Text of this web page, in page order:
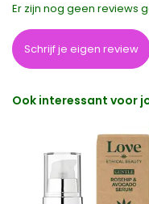
Er zijn nog geen reviews
Schrijf je eigen review
Ook interessant voor